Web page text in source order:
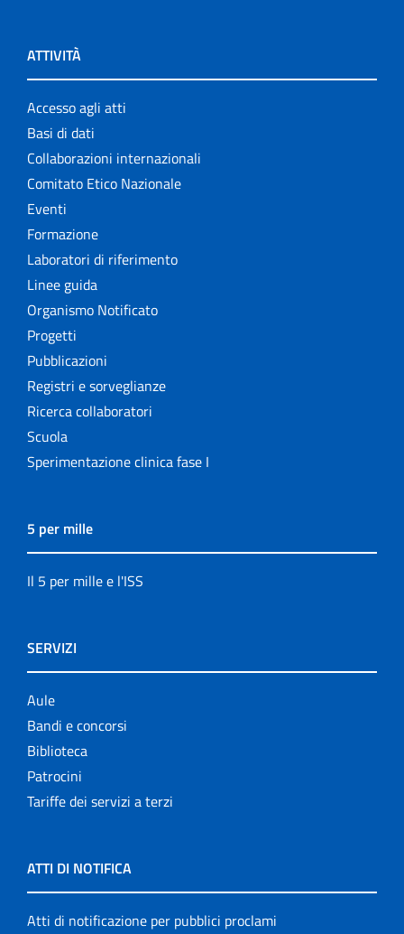
ATTIVITÀ
Accesso agli atti
Basi di dati
Collaborazioni internazionali
Comitato Etico Nazionale
Eventi
Formazione
Laboratori di riferimento
Linee guida
Organismo Notificato
Progetti
Pubblicazioni
Registri e sorveglianze
Ricerca collaboratori
Scuola
Sperimentazione clinica fase I
5 per mille
Il 5 per mille e l'ISS
SERVIZI
Aule
Bandi e concorsi
Biblioteca
Patrocini
Tariffe dei servizi a terzi
ATTI DI NOTIFICA
Atti di notificazione per pubblici proclami